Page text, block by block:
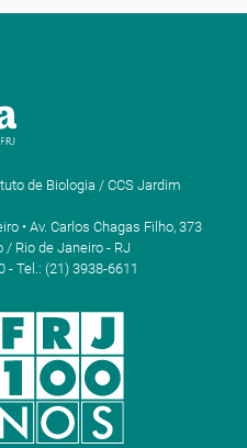
de Biologia / CCS Jardim
• Av. Carlos Chagas Filho, 373
/ Rio de Janeiro - RJ
- Tel.: (21) 3938-6611